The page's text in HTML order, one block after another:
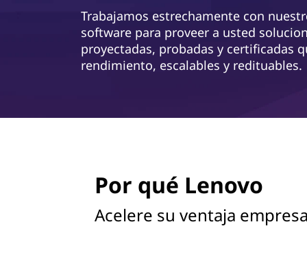
r
Trabajamos estrechamente con
software para proveer a usted
proyectadas, probadas y certificadas
rendimiento, escalables y redituables.
Por qué Lenovo
Acelere su ventaja